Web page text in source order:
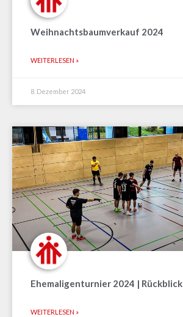
Weihnachtsbaumverkauf 2024
WEITERLESEN »
8. Dezember 2024
Ehemaligenturnier 2024 | Rückblick
WEITERLESEN »